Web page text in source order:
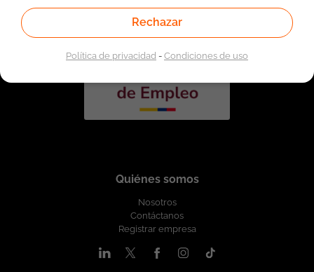
Quiénes somos
Nosotros
Contáctanos
Registrar empresa
Rechazar
Política de privacidad-Condiciones de uso